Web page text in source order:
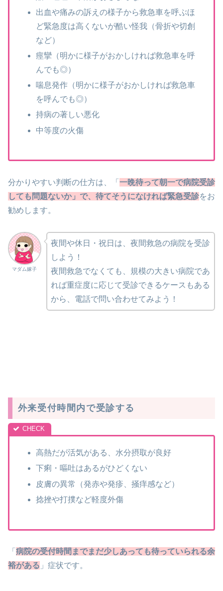
出血や痛みの訴えの様子から救急車を呼ぶほ
ど緊急度は高くないが酷い怪我（骨折や切創
など）
痙攣（明かに様子がおかしければ救急車を呼
んでも◎）
喘息発作（明かに様子がおかしければ救急車
を呼んでも◎）
持病の著しい悪化
中等度の火傷
分かりやすい判断の仕方は、「 一晩待って朝一で病院受診
しても問題ないか」で、待てそうになければ緊急受診をお
勧めします。
マダム嫁子
夜間や休日・祝日は、夜間救急の病院を受診
しよう！
夜間救急でなくても、規模の大きい病院であ
れば重症度に応じて受診できるケースもある
から、電話で問い合わせてみよう！
外来受付時間内で受診する
高熱だが活気がある、水分摂取が良好
下痢・嘔吐はあるがひどくない
皮膚の異常（発赤や発疹、掻痒感など）
捻挫や打撲など軽度外傷
「 病院の受付時間までまだ少しあっても待っていられる余
裕がある 」症状です。